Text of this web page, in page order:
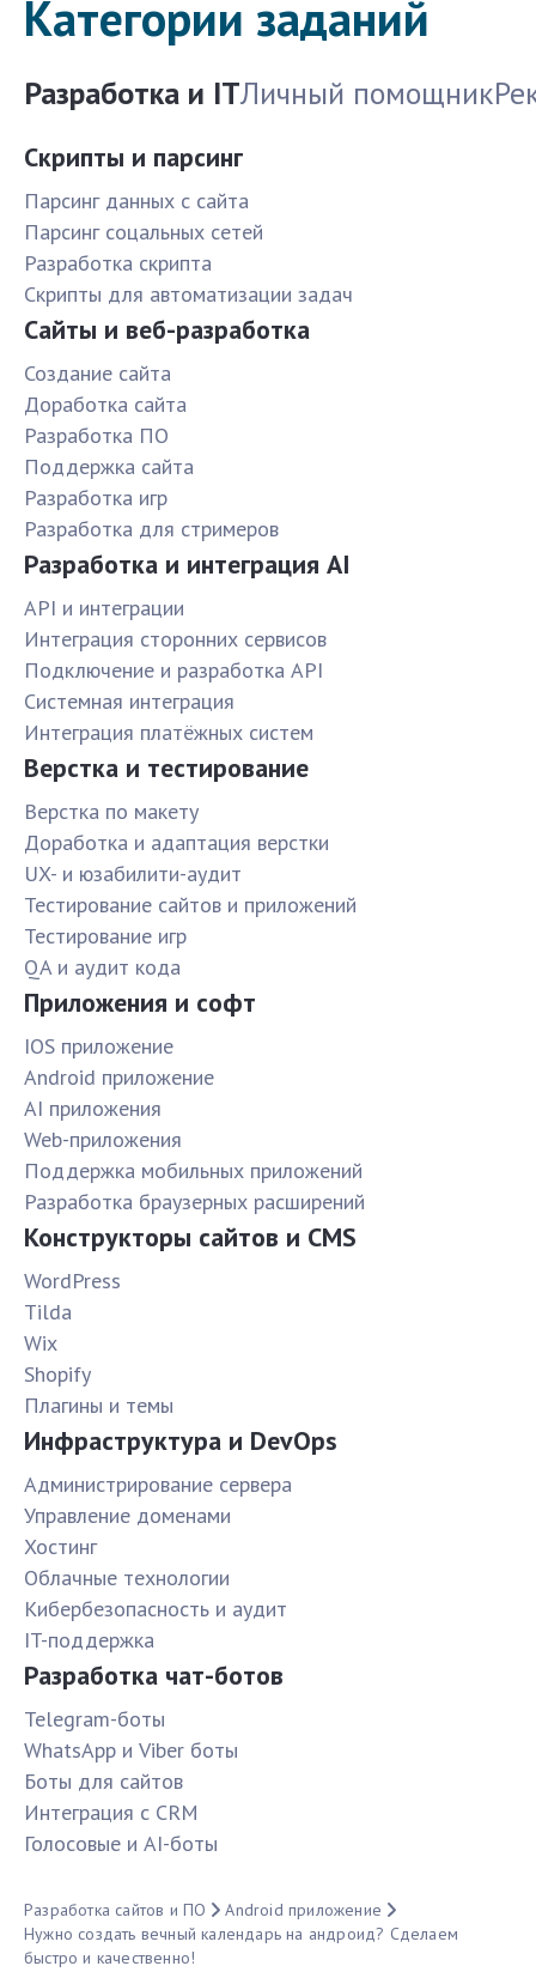
Категории заданий
Разработка и ITЛичный помощник
Скрипты и парсинг
Парсинг данных с сайта
Парсинг соцальных сетей
Разработка скрипта
Скрипты для автоматизации задач
Сайты и веб-разработка
Создание сайта
Доработка сайта
Разработка ПО
Поддержка сайта
Разработка игр
Разработка для стримеров
Разработка и интеграция AI
API и интеграции
Интеграция сторонних сервисов
Подключение и разработка API
Системная интеграция
Интеграция платёжных систем
Верстка и тестирование
Верстка по макету
Доработка и адаптация верстки
UX- и юзабилити-аудит
Тестирование сайтов и приложений
Тестирование игр
QA и аудит кода
Приложения и софт
IOS приложение
Android приложение
AI приложения
Web-приложения
Поддержка мобильных приложений
Разработка браузерных расширений
Конструкторы сайтов и CMS
WordPress
Tilda
Wix
Shopify
Плагины и темы
Инфраструктура и DevOps
Администрирование сервера
Управление доменами
Хостинг
Облачные технологии
Кибербезопасность и аудит
IT-поддержка
Разработка чат-ботов
Telegram-боты
WhatsApp и Viber боты
Боты для сайтов
Интеграция с CRM
Голосовые и AI-боты
Разработка сайтов и ПО
Android приложение
Нужно создать вечный календарь на андроид? Сделаем
быстро и качественно!